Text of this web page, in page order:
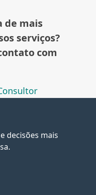
de mais
serviços?
com
decisões mais